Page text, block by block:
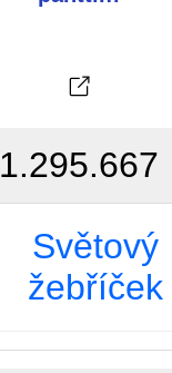
1.295.667
Světový
žebříček